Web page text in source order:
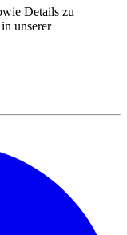
Details zu
unserer